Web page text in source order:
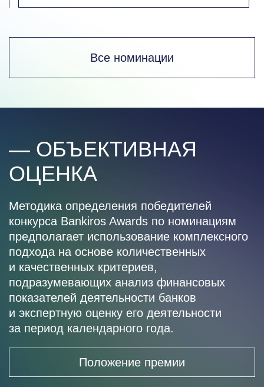
Все номинации
— ОБЪЕКТИВНАЯ
ОЦЕНКА
Методика определения победителей
конкурса Bankiros Awards по номинациям
предполагает использование комплексного
подхода на основе количественных
и качественных критериев,
подразумевающих анализ финансовых
показателей деятельности банков
и экспертную оценку его деятельности
за период календарного года.
Положение премии